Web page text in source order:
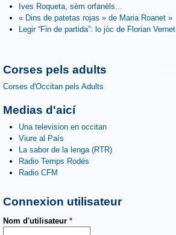
Ives Roqueta, sèm orfanèls...
« Dins de patetas rojas » de Maria Roanet »
Legir “Fin de partida”: lo jòc de Florian Vernet
Corses pels adults
Corses d'Occitan pels Adults
Medias d'aicí
Una television en occitan
Viure al País
La sabor de la lenga (RTR)
Radio Temps Rodés
Radio CFM
Connexion utilisateur
Nom d'utilisateur *